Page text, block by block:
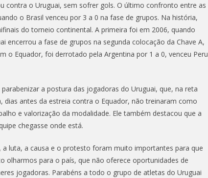
contra o Uruguai, sem sofrer gols. O último confronto entre as
o Brasil venceu por 3 a 0 na fase de grupos. Na história,
do torneio continental. A primeira foi em 2006, quando
encerrou a fase de grupos na segunda colocação da Chave A,
o Equador, foi derrotado pela Argentina por 1 a 0, venceu Peru
a postura das jogadoras do Uruguai, que, na reta
dias antes da estreia contra o Equador, não treinaram como
e valorização da modalidade. Ele também destacou que a
chegasse onde está.
luta, a causa e o protesto foram muito importantes para que
olharmos para o país, que não oferece oportunidades de
jogadoras. Parabéns a todo o grupo de atletas do Uruguai